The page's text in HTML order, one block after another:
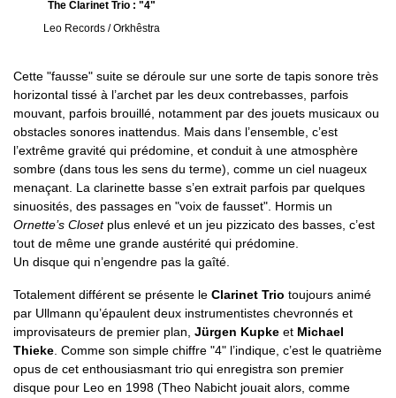
The Clarinet Trio : "4"
Leo Records / Orkhêstra
Cette "fausse" suite se déroule sur une sorte de tapis sonore très
horizontal tissé à l’archet par les deux contrebasses, parfois
mouvant, parfois brouillé, notamment par des jouets musicaux ou
obstacles sonores inattendus. Mais dans l’ensemble, c’est
l’extrême gravité qui prédomine, et conduit à une atmosphère
sombre (dans tous les sens du terme), comme un ciel nuageux
menaçant. La clarinette basse s’en extrait parfois par quelques
sinuosités, des passages en "voix de fausset". Hormis un
Ornette’s Closetplus enlevé et un jeu pizzicato des basses, c’est
tout de même une grande austérité qui prédomine.
Un disque qui n’engendre pas la gaîté.
Totalement différent se présente le Clarinet Trio toujours animé
par Ullmann qu’épaulent deux instrumentistes chevronnés et
improvisateurs de premier plan, Jürgen Kupke et Michael
Thieke . Comme son simple chiffre "4" l’indique, c’est le quatrième
opus de cet enthousiasmant trio qui enregistra son premier
disque pour Leo en 1998 (Theo Nabicht jouait alors, comme